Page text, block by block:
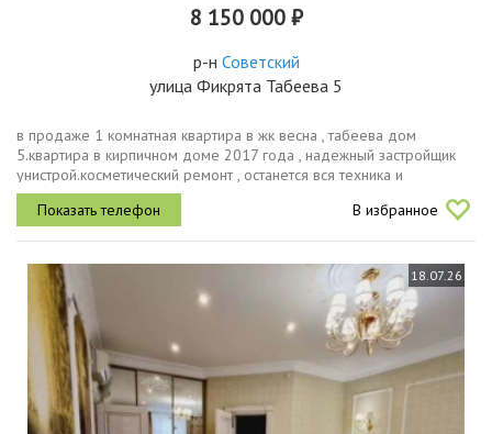
8 150 000 ₽
р-н Советский
улица Фикрята Табеева 5
в продаже 1 комнатная квартира в жк весна , табеева дом
5.квартира в кирпичном доме 2017 года , надежный застройщик
унистрой.косметический ремонт , останется вся техника и
мебель.санузел совмещен в кафеле , балкон обшит , застеклен
.планировка...
В избранное
18.07.26